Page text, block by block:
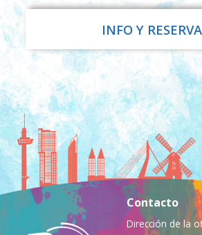
INFO Y
Contacto
Dirección de la